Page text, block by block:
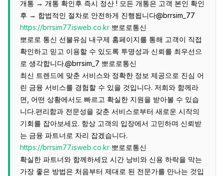
개통 → 개통 확인후 즉시 정산 ! 모든 개통은 고객 본인 확인
후 → 합법적인 절차로 안전하게 진행됩니다@brrsim_77
https://brrsim77.isweb.co.kr 뽀로로통신
뽀로로 통신 선불유심 내구제 홈페이지를 통해 고객이 직접
확인하고 믿고 이용할 수 있도록 투명성과 신뢰를 최우선으
로 생각합니다.@brrsim_7 뽀로로통신
최신 트렌드에 맞춘 서비스와 정확한 정보 제공으로 진심 어
린 금융 서비스를 경험할 수 있을 것입니다. 저희와 함께라
면, 어떤 상황에서도 빠르고 확실한 지원을 받아볼 수 있습
니다.편리함과 전문성을 갖춘 서비스로부터 새로운 시작의
기회를 잡아보세요. 항상 고객의 입장에서 고민하며 신뢰받
는 금융 파트너로 자리 잡겠습니다.
https://brrsim77.isweb.co.kr 뽀로로통신
확실한 파트너와 함께하세요 시간 낭비와 신용 하락을 막는
가장 좋은 방법은 처음부터 제대로 된 전문가를 만나는 것입